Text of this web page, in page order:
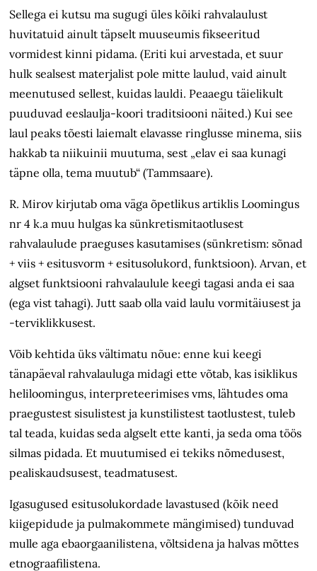
Sellega ei kutsu ma sugugi üles kõiki rahvalaulust
huvitatuid ainult täpselt muuseumis fikseeritud
vormidest kinni pidama. (Eriti kui arvestada, et suur
hulk sealsest materjalist pole mitte laulud, vaid ainult
meenutused sellest, kuidas lauldi. Peaaegu täielikult
puuduvad eeslaulja-koori traditsiooni näited.) Kui see
laul peaks tõesti laiemalt elavasse ringlusse minema, siis
hakkab ta niikuinii muutuma, sest „elav ei saa kunagi
täpne olla, tema muutub“ (Tammsaare).
R. Mirov kirjutab oma väga õpetlikus artiklis Loomingus
nr 4 k.a muu hulgas ka sünkretismitaotlusest
rahvalaulude praeguses kasutamises (sünkretism: sõnad
+ viis + esitusvorm + esitusolukord, funktsioon). Arvan, et
algset funktsiooni rahvalaulule keegi tagasi anda ei saa
(ega vist tahagi). Jutt saab olla vaid laulu vormitäiusest ja
-terviklikkusest.
Võib kehtida üks vältimatu nõue: enne kui keegi
tänapäeval rahvalauluga midagi ette võtab, kas isiklikus
heliloomingus, interpreteerimises vms, lähtudes oma
praegustest sisulistest ja kunstilistest taotlustest, tuleb
tal teada, kuidas seda algselt ette kanti, ja seda oma töös
silmas pidada. Et muutumised ei tekiks nõmedusest,
pealiskaudsusest, teadmatusest.
Igasugused esitusolukordade lavastused (kõik need
kiigepidude ja pulmakommete mängimised) tunduvad
mulle aga ebaorgaanilistena, võltsidena ja halvas mõttes
etnograafilistena.